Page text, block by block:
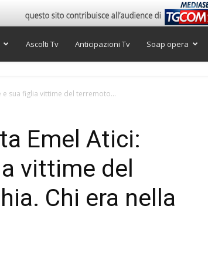
Ascolti Tv Anticipazioni Tv Soap opera
e sua figlia vittime del terremoto...
Emel Atici:
vittime del
Chi era nella